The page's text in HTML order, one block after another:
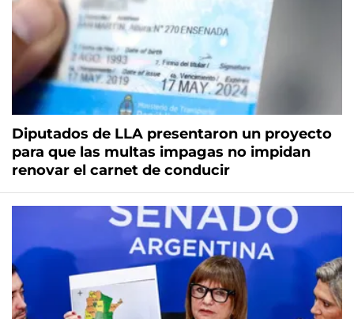
Diputados de LLA presentaron un proyecto
para que las multas impagas no impidan
renovar el carnet de conducir